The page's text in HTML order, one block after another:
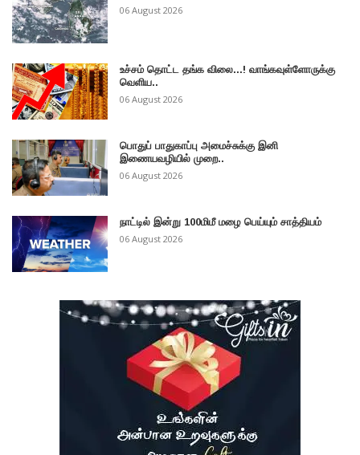
06 August 2026
உச்சம் தொட்ட தங்க விலை...! வாங்கவுள்ளோருக்கு
வெளிய..
06 August 2026
பொதுப் பாதுகாப்பு அமைச்சுக்கு இனி
இணையவழியில் முறை..
06 August 2026
நாட்டில் இன்று 100மிமீ மழை பெய்யும் சாத்தியம்
06 August 2026